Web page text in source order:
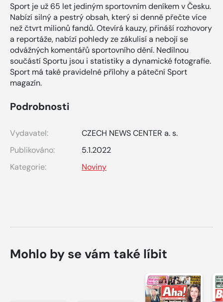
Sport je už 65 let jediným sportovním deníkem v Česku.
Nabízí silný a pestrý obsah, který si denně přečte více
než čtvrt milionů fandů. Otevírá kauzy, přináší rozhovory
a reportáže, nabízí pohledy ze zákulisí a nebojí se
odvážných komentářů sportovního dění. Nedílnou
součástí Sportu jsou i statistiky a dynamické fotografie.
Sport má také pravidelné přílohy a páteční Sport
magazín.
Podrobnosti
Vydavatel:
CZECH NEWS CENTER a. s.
Publikováno:
5.1.2022
Kategorie:
Noviny
Mohlo by se vám také líbit